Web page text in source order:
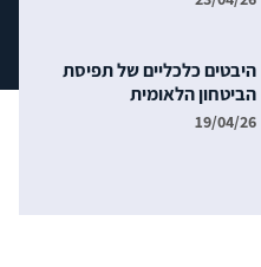
היבטים כלכליים של תפיסת
הביטחון הלאומית
19/04/26